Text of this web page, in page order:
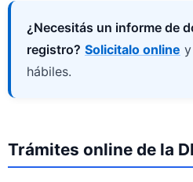
¿Necesitás un informe de
registro? Solicitalo online
hábiles.
Trámites online de la